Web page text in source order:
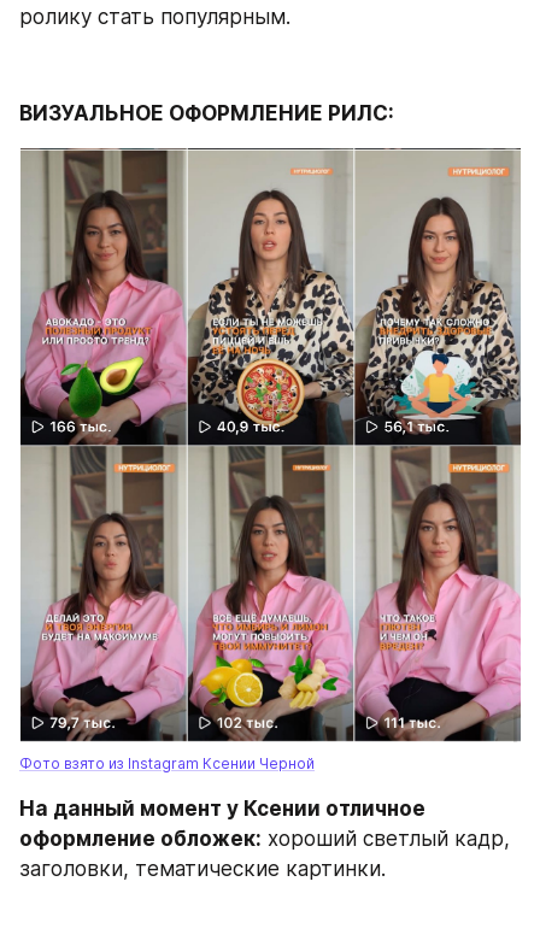
ролику стать популярным.
ВИЗУАЛЬНОЕ ОФОРМЛЕНИЕ РИЛС:
Фото взято из Instagram Ксении Черной
На данный момент у Ксении отличное
оформление обложек: хороший светлый кадр,
заголовки, тематические картинки.